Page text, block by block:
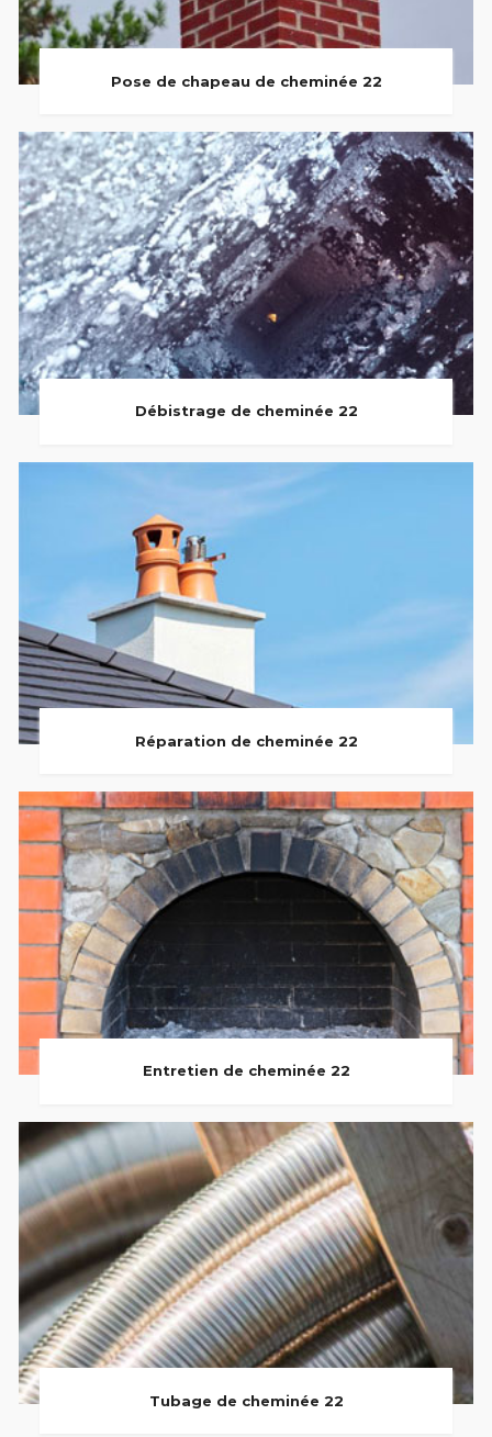
Pose de chapeau de cheminée 22
Débistrage de cheminée 22
Réparation de cheminée 22
Entretien de cheminée 22
Tubage de cheminée 22